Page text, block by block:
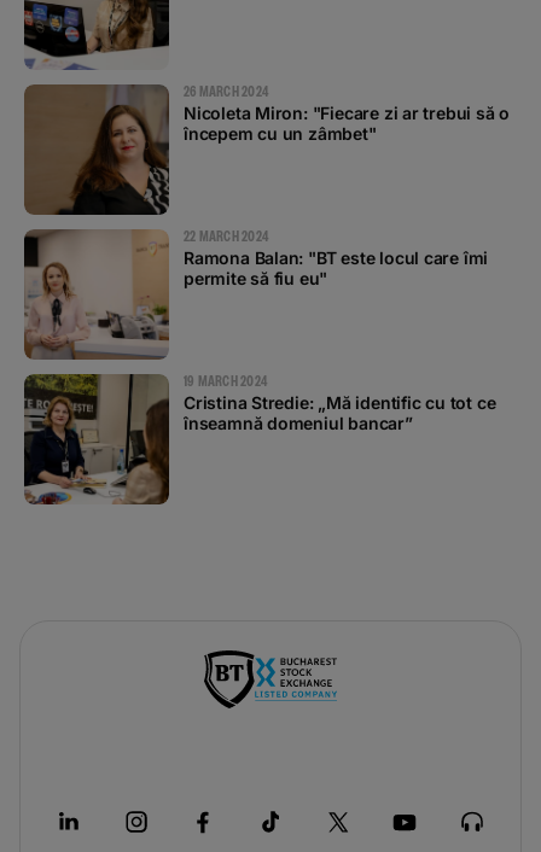
26 MARCH 2024
Nicoleta Miron: "Fiecare zi ar trebui să o
începem cu un zâmbet"
22 MARCH 2024
Ramona Balan: "BT este locul care îmi
permite să fiu eu"
19 MARCH 2024
Cristina Stredie: „Mă identific cu tot ce
înseamnă domeniul bancar”